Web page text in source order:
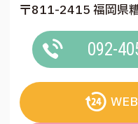
〒811-2415 福岡県
092-